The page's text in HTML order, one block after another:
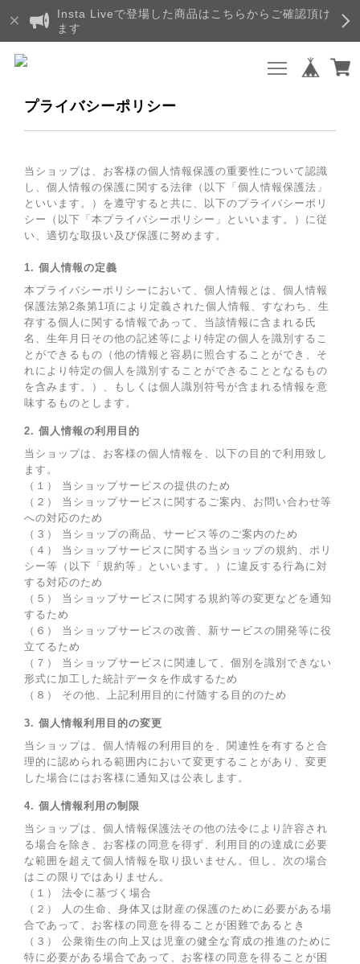
Insta Liveで登場した商品はこちらからご確認頂け
ます
プライバシーポリシー
当ショップは、お客様の個人情報保護の重要性について認識
し、個人情報の保護に関する法律（以下「個人情報保護法」
といいます。）を遵守すると共に、以下のプライバシーポリ
シー（以下「本プライバシーポリシー」といいます。）に従
い、適切な取扱い及び保護に努めます。
1. 個人情報の定義
本プライバシーポリシーにおいて、個人情報とは、個人情報
保護法第2条第1項により定義された個人情報、すなわち、生
存する個人に関する情報であって、当該情報に含まれる氏
名、生年月日その他の記述等により特定の個人を識別するこ
とができるもの（他の情報と容易に照合することができ、そ
れにより特定の個人を識別することができることとなるもの
を含みます。）、もしくは個人識別符号が含まれる情報を意
味するものとします。
2. 個人情報の利用目的
当ショップは、お客様の個人情報を、以下の目的で利用致し
ます。
（１） 当ショップサービスの提供のため
（２） 当ショップサービスに関するご案内、お問い合わせ等
への対応のため
（３） 当ショップの商品、サービス等のご案内のため
（４） 当ショップサービスに関する当ショップの規約、ポリ
シー等（以下「規約等」といいます。）に違反する行為に対
する対応のため
（５） 当ショップサービスに関する規約等の変更などを通知
するため
（６） 当ショップサービスの改善、新サービスの開発等に役
立てるため
（７） 当ショップサービスに関連して、個別を識別できない
形式に加工した統計データを作成するため
（８） その他、上記利用目的に付随する目的のため
3. 個人情報利用目的の変更
当ショップは、個人情報の利用目的を、関連性を有すると合
理的に認められる範囲内において変更することがあり、変更
した場合にはお客様に通知又は公表します。
4. 個人情報利用の制限
当ショップは、個人情報保護法その他の法令により許容され
る場合を除き、お客様の同意を得ず、利用目的の達成に必要
な範囲を超えて個人情報を取り扱いません。但し、次の場合
はこの限りではありません。
（１） 法令に基づく場合
（２） 人の生命、身体又は財産の保護のために必要がある場
合であって、お客様の同意を得ることが困難であるとき
（３） 公衆衛生の向上又は児童の健全な育成の推進のために
特に必要がある場合であって、お客様の同意を得ることが困